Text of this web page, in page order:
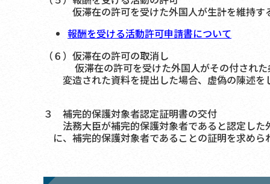
仮滞在の許可を受けた外国人が生計を維持
報酬を受ける活動許可申請書について
（６）仮滞在の許可の取消し
仮滞在の許可を受けた外国人がその付され
変造された資料を提出した場合、虚偽の陳述
３ 補完的保護対象者認定証明書の交付
法務大臣が補完的保護対象者であると認定し
に、補完的保護対象者であることの証明を求め